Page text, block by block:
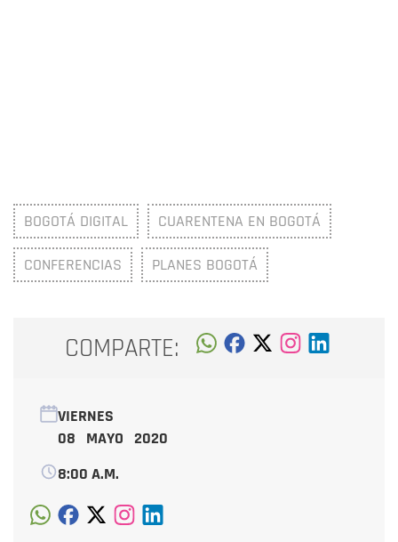
BOGOTÁ DIGITAL CUARENTENA EN BOGOTÁ
CONFERENCIAS PLANES BOGOTÁ
COMPARTE:
VIERNES
08 MAYO 2020
8:00 A.M.